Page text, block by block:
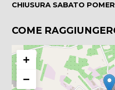
CHIUSURA SABATO
COME
+
−